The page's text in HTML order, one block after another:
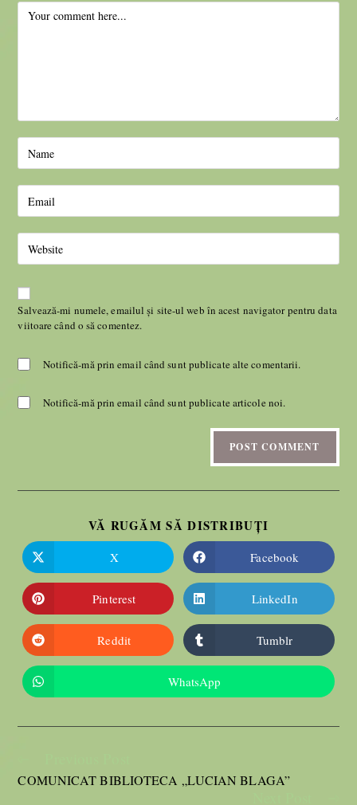
Salvează-mi numele, emailul și site-ul web în acest navigator pentru data
viitoare când o să comentez.
Notifică-mă prin email când sunt publicate alte comentarii.
Notifică-mă prin email când sunt publicate articole noi.
VĂ RUGĂM SĂ DISTRIBUȚI
X Facebook
Pinterest LinkedIn
Reddit Tumblr
WhatsApp
COMUNICAT BIBLIOTECA „LUCIAN BLAGA”